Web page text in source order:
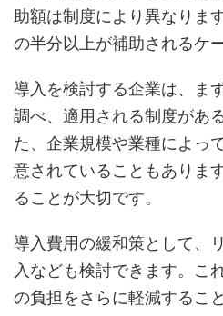
助額は制度により異なりま
の半分以上が補助されるケ
導入を検討する企業は、ま
調べ、適用される制度があ
た、企業規模や業種によっ
意されていることもありま
ることが大切です。
導入費用の緩和策として、
入なども検討できます。こ
の負担をさらに軽減するこ